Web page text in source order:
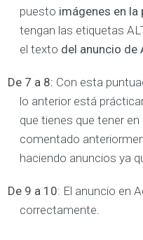
puesto imágenes en la
tengan las etiquetas
el texto del anuncio
De 7 a 8: Con esta
lo anterior está
que tienes que tener
comentado
haciendo anuncios ya
De 9 a 10: El anuncio en
correctamente.